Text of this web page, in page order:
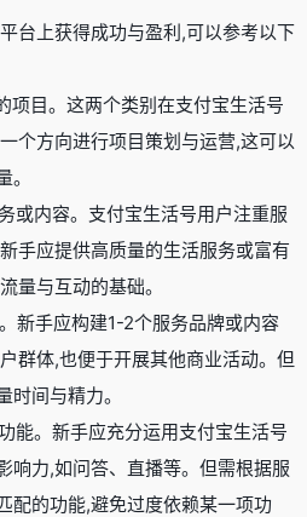
台上获得成功与盈利,可以参考以下
项目。这两个类别在支付宝生活号
个方向进行项目策划与运营,这可以
或内容。支付宝生活号用户注重服
手应提供高质量的生活服务或富有
量与互动的基础。
新手应构建1-2个服务品牌或内容
群体,也便于开展其他商业活动。但
间与精力。
能。新手应充分运用支付宝生活号
响力,如问答、直播等。但需根据服
配的功能,避免过度依赖某一项功